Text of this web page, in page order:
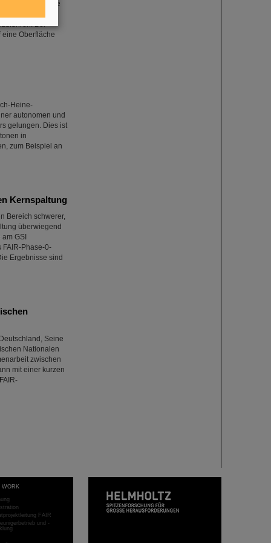
Abbremsanlage
keinen
Bei
Oberfläche
Heine-
autonomen und
gelungen. Dies ist
in
zum Beispiel an
Kernspaltung
Bereich schwerer,
überwiegend
GSI
FAIR-Phase-0-
Ergebnisse sind
Seine
Nationalen
zwischen
mit einer kurzen
WORK
FAIR
und -